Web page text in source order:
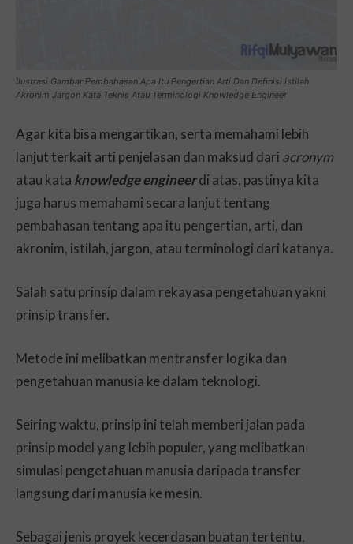
Ilustrasi Gambar Pembahasan Apa Itu Pengertian Arti Dan Definisi Istilah
Akronim Jargon Kata Teknis Atau Terminologi Knowledge Engineer
Agar kita bisa mengartikan, serta memahami lebih
lanjut terkait arti penjelasan dan maksud dari acronym
atau kata knowledge engineerdi atas, pastinya kita
juga harus memahami secara lanjut tentang
pembahasan tentang apa itu pengertian, arti, dan
akronim, istilah, jargon, atau terminologi dari katanya.
Salah satu prinsip dalam rekayasa pengetahuan yakni
prinsip transfer.
Metode ini melibatkan mentransfer logika dan
pengetahuan manusia ke dalam teknologi.
Seiring waktu, prinsip ini telah memberi jalan pada
prinsip model yang lebih populer, yang melibatkan
simulasi pengetahuan manusia daripada transfer
langsung dari manusia ke mesin.
Sebagai jenis proyek kecerdasan buatan tertentu,